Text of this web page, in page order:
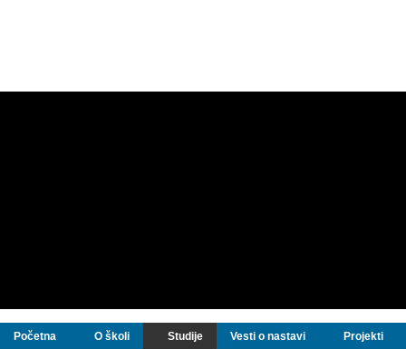
Početna O školi Studije Vesti o nastavi Projekti